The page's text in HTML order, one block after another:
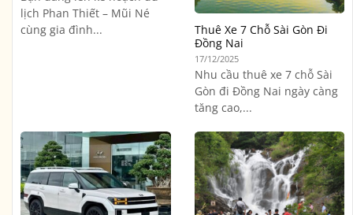
lịch Phan Thiết – Mũi Né
cùng gia đình...
Thuê Xe 7 Chỗ Sài Gòn Đi
Đồng Nai
17/12/2025
Nhu cầu thuê xe 7 chỗ Sài
Gòn đi Đồng Nai ngày càng
tăng cao,...